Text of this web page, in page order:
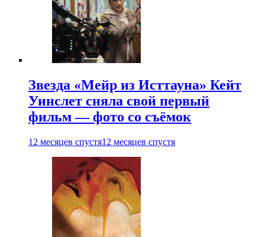
Звезда «Мейр из Исттауна» Кейт
Уинслет сняла свой первый
фильм — фото со съёмок
12 месяцев спустя12 месяцев спустя